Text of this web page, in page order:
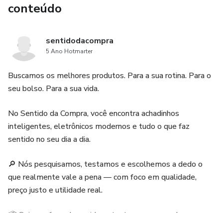
para ser o guia simples, direto e prático que faltava.
Um passo a passo completo para você conquistar sua vaga
e construir uma carreira sólida, independente da área onde
trabalha.
✨ O QUE VOCÊ VAI ENCONTRAR AQUI
Este e-book foi estruturado de forma inteligente e
evolutiva. Cada capítulo representa um degrau da sua
jornada profissional.
Você vai aprender:
✔ Como descobrir seus talentos e pontos fortes
conteúdo
sentidodacompra
5 Ano Hotmarter
Buscamos os melhores produtos. Para a sua rotina. Para o
seu bolso. Para a sua vida.
No Sentido da Compra, você encontra achadinhos
inteligentes, eletrônicos modernos e tudo o que faz
sentido no seu dia a dia.
🔎 Nós pesquisamos, testamos e escolhemos a dedo o
que realmente vale a pena — com foco em qualidade,
preço justo e utilidade real.